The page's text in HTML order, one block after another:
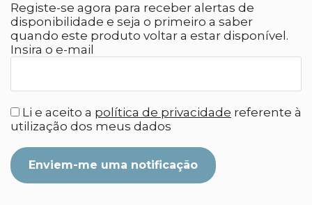
Registe-se agora para receber alertas de
disponibilidade e seja o primeiro a saber
quando este produto voltar a estar disponível.
Insira o e-mail
Li e aceito a política de privacidade referente à
utilização dos meus dados
Enviem-me uma notificação